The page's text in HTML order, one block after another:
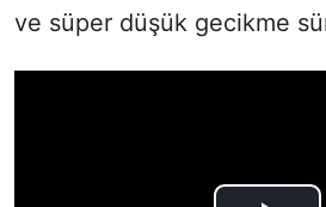
ve süper düşük gecikme